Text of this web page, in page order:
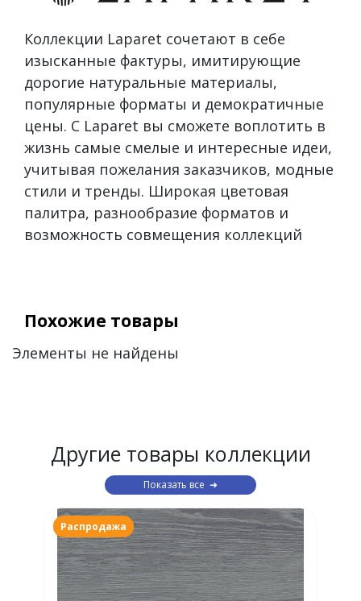
Коллекции Laparet сочетают в себе
изысканные фактуры, имитирующие
дорогие натуральные материалы,
популярные форматы и демократичные
цены. С Laparet вы сможете воплотить в
жизнь самые смелые и интересные идеи,
учитывая пожелания заказчиков, модные
стили и тренды. Широкая цветовая
палитра, разнообразие форматов и
возможность совмещения коллекций
Похожие товары
Элементы не найдены
Другие товары коллекции
Показать все
Распродажа